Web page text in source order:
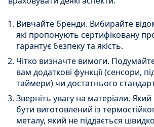
Вивчайте бренди. Вибирайте
які пропонують сертифіковану
гарантує безпеку та якість.
Чітко визначте вимоги.
вам додаткові функції (сенсори,
таймери) чи достатнього
Зверніть увагу на матеріали.
бути виготовлений із
металу, який не піддається